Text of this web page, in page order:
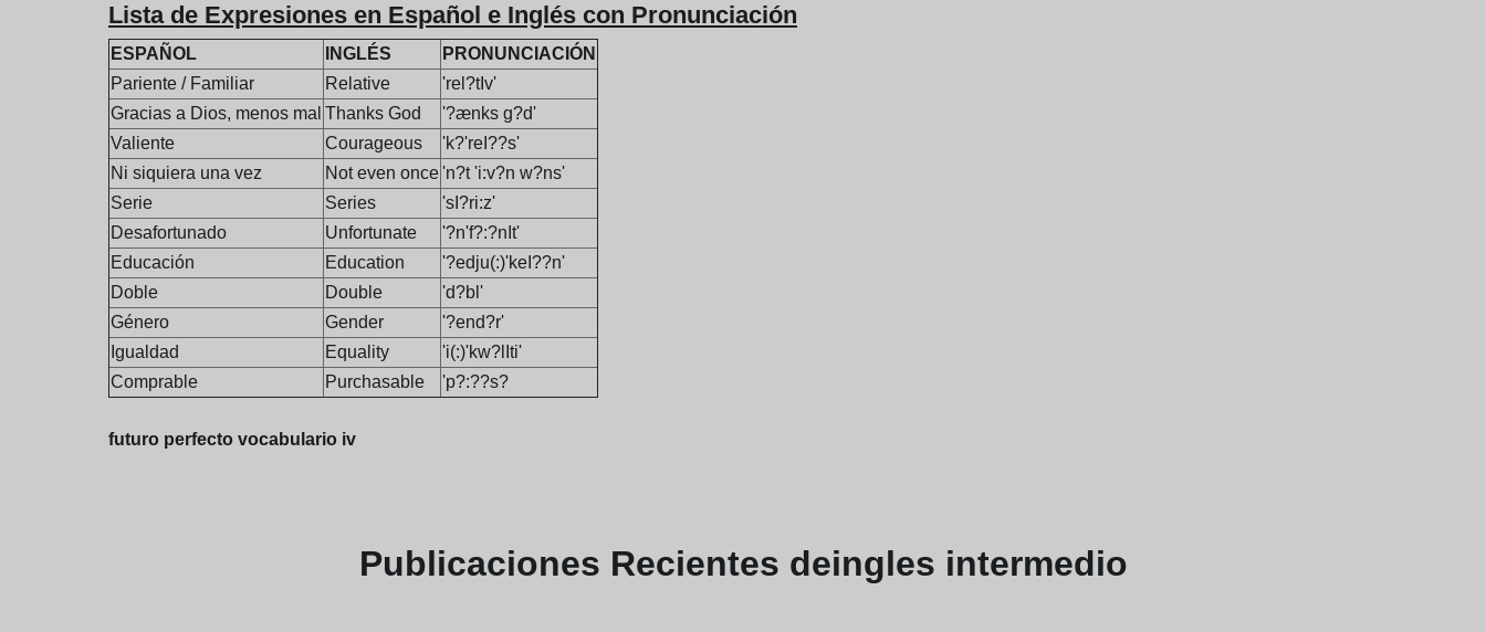
Lista de Expresiones en Español e Inglés con Pronunciación
ESPAÑOL INGLÉS
PRONUNCIACIÓN
Pariente / Familiar
Relative
'rel?tIv'
Gracias a Dios, menos mal Thanks God
'?ænks g?d'
Valiente
Courageous
'k?'reI??s'
Ni siquiera una vez
Not even once'n?t 'i:v?n w?ns'
Serie
Series
'sI?ri:z'
Desafortunado
Unfortunate
'?n'f?:?nIt'
Educación
Education
'?edju(:)'keI??n'
Doble
Double
'd?bl'
Género
Gender
'?end?r'
Igualdad
Equality
'i(:)'kw?lIti'
Comprable
Purchasable 'p?:??s?
futuro perfecto vocabulario iv
Publicaciones Recientes deingles intermedio